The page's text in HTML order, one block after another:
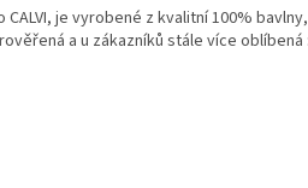
CALVI, je vyrobené z kvalitní 100%
a u zákazníků stále více oblíbená